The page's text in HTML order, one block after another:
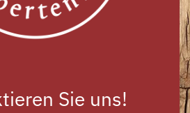
Sie uns!